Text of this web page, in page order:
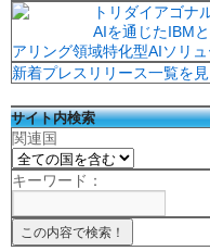
トリダイアゴナ
AIを通じたIBM
アリング領域特化型AIソリ
新着プレスリリース一覧を
サイト内検索
関連国
キーワード：